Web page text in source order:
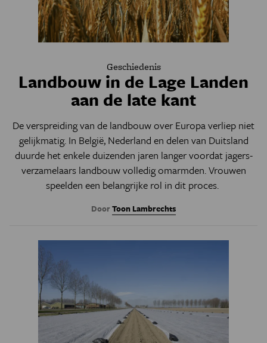
Geschiedenis
Landbouw in de Lage Landen
aan de late kant
De verspreiding van de landbouw over Europa verliep niet
gelijkmatig. In België, Nederland en delen van Duitsland
duurde het enkele duizenden jaren langer voordat jagers-
verzamelaars landbouw volledig omarmden. Vrouwen
speelden een belangrijke rol in dit proces.
DoorToon Lambrechts